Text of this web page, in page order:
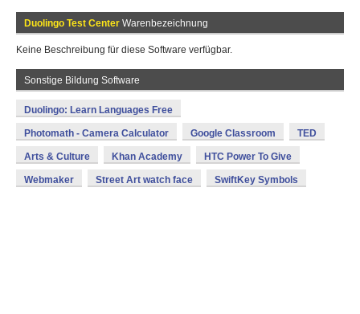
Duolingo Test Center Warenbezeichnung
Keine Beschreibung für diese Software verfügbar.
Sonstige Bildung Software
Duolingo: Learn Languages Free
Photomath - Camera Calculator Google Classroom TED
Arts & Culture Khan Academy HTC Power To Give
Webmaker Street Art watch face SwiftKey Symbols